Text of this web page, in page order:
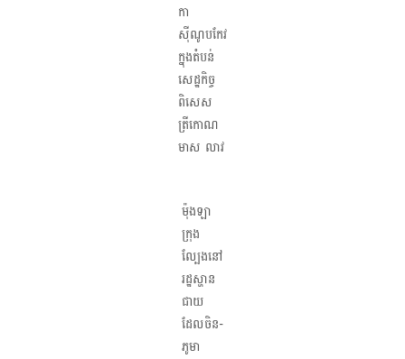
កា
ស៊ីណូបកែវ
ក្នុងតំបន់
សេដ្ឋកិច្ច
ពិសេស
ត្រីកោណ
មាស លាវ
ម៉ុងឡា
ក្រុង
ល្បែងនៅ
រដ្ឋស្ហាន
ជាយ
ដែលចិន-
ភូមា